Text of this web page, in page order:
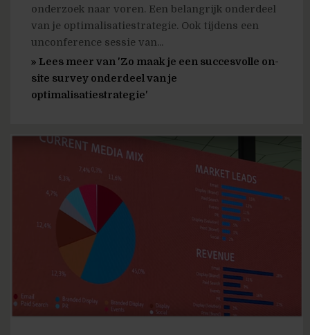
onderzoek naar voren. Een belangrijk onderdeel
van je optimalisatiestrategie. Ook tijdens een
unconference sessie van...
» Lees meer van 'Zo maak je een succesvolle on-
site survey onderdeel van je
optimalisatiestrategie'